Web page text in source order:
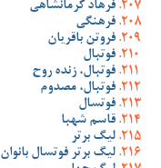
فرهاد کرمانشاهی
فرهنگی
فروتن باقریان
فوتبال
فوتبال، زنده روح
فوتبال، مصدوم
فوتسال
قاسم شهبا
لیگ برتر
لیگ برتر فوتسال بانوان